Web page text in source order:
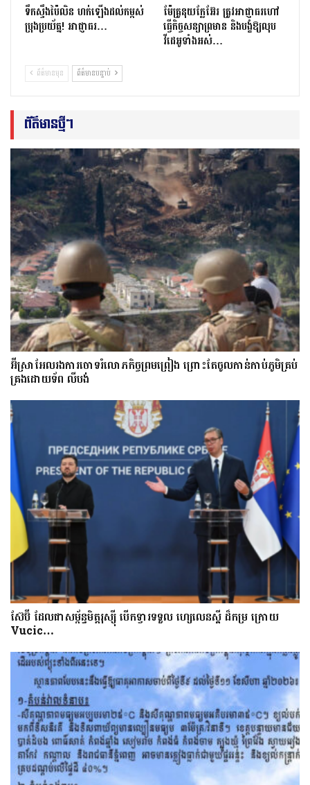
ទឹកស្ទឹងប៉ៃលិន ហក់ឡើងដល់កម្ពស់
ប្រុងប្រយ័ត្ន! អាជ្ញាធរ…
ម៉ែគ្រូនុយក្លែអ៊ែរ ត្រូវអាជ្ញាធរហៅ
ធ្វើកិច្ចសន្យាព្រមាន និងបង្ខំឱ្យលុប
វីដេអូទាំងអស់…
ព័ត៌មានមុន ព័ត៌មានបន្ទាប់
ព័ត៌មានថ្មីៗ
អ៊ីស្រាអែលរង​ការ​ចោទ​​រំលោភកិច្ចព្រមព្រៀង ព្រោះតែ​​ចូល​កាន់​កាប់​ភូមិគ្រប់
គ្រងដោយទ័ព លីបង់
ស៊ែប៊ី​ ដែល​ជា​សម្ព័ន្ធមិត្តរុស្ស៊ី បើក​ទ្វារទទួល​ ហ្សេលេនស្គី​​ ដ៏​កម្រ ក្រោយ
Vucic…